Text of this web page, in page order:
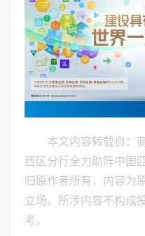
本文内容转载自：
西区分行全力助阵中国
归原作者所有，内容为
立场。所涉内容不构成
考。